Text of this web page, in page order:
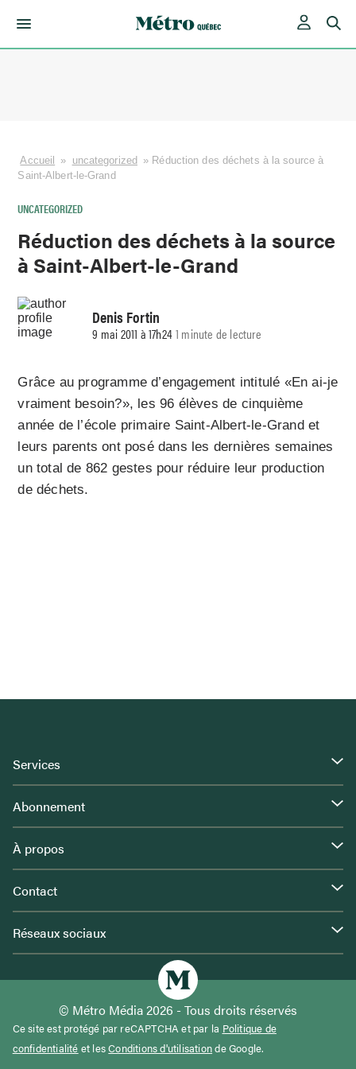
Accueil » uncategorized » Réduction des déchets à la source à
Saint-Albert-le-Grand
UNCATEGORIZED
Réduction des déchets à la source
à Saint-Albert-le-Grand
Denis Fortin
9 mai 2011 à 17h241 minute de lecture
Grâce au programme d’engagement intitulé «En ai-je
vraiment besoin?», les 96 élèves de cinquième
année de l’école primaire Saint-Albert-le-Grand et
leurs parents ont posé dans les dernières semaines
un total de 862 gestes pour réduire leur production
de déchets.
Services
Abonnement
À propos
Contact
Réseaux sociaux
© Métro Média 2026 - Tous droits réservés
Ce site est protégé par reCAPTCHA et par la Politique de
confidentialité et lesConditions d'utilisationde Google.